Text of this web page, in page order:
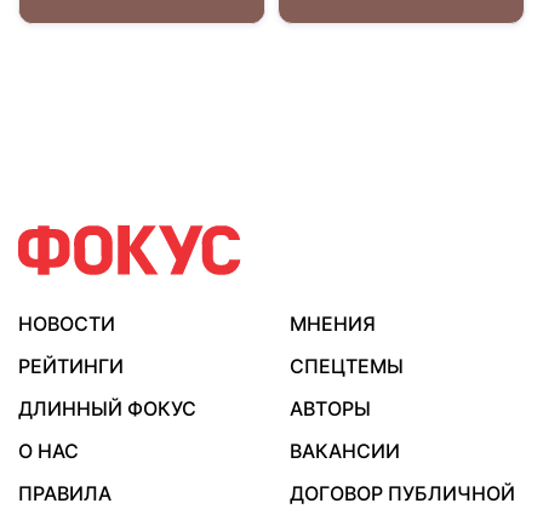
НОВОСТИ
МНЕНИЯ
РЕЙТИНГИ
СПЕЦТЕМЫ
ДЛИННЫЙ ФОКУС
АВТОРЫ
О НАС
ВАКАНСИИ
ПРАВИЛА
ДОГОВОР ПУБЛИЧНОЙ